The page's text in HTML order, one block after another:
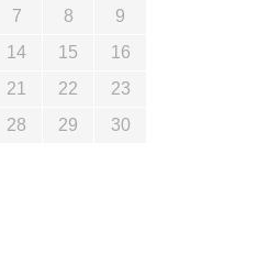
7 8
9
14 15
16
21 22
23
28 29
30